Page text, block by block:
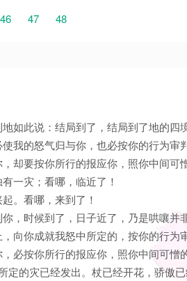
46 47 48
如此说：结局到了，结局到了地的四
我的怒气归与你，也必按你的行为审
却要按你所行的报应你，照你中间可
一灾；看哪，临近了！
。看哪，来到了！
，时候到了，日子近了，乃是哄嚷并
向你成就我怒中所定的，按你的行为
必按你所行的报应你，照你中间可憎
的灾已经发出。杖已经开花，骄傲已